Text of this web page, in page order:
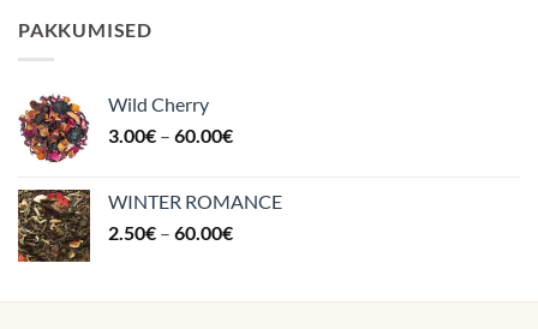
PAKKUMISED
Wild Cherry
3.00€ – 60.00€Hinnavahemik:
60.00€
WINTER ROMANCE
2.50€ – 60.00€Hinnavahemik:
60.00€